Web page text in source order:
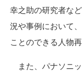
幸之助の研究者な
況や事例において
ことのできる人物
また、パナソニ